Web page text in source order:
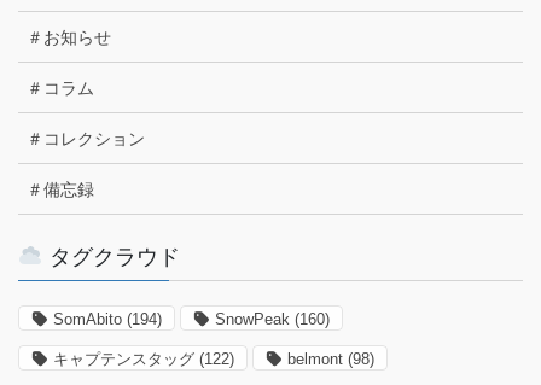
＃お知らせ
＃コラム
＃コレクション
＃備忘録
タグクラウド
SomAbito (194) SnowPeak (160)
キャプテンスタッグ (122) belmont (98)